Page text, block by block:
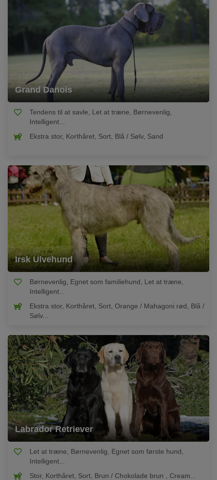
Grand Danois
Tendens til at savle, Let at træne, Børnevenlig,
Intelligent...
Ekstra stor, Korthåret, Sort, Blå / Sølv, Sand
Irsk Ulvehund
Børnevenlig, Egnet som familiehund, Let at træne,
Intelligent...
Ekstra stor, Korthåret, Sort, Orange / Mahagoni rød, Blå /
Sølv...
Labrador Retriever
Let at træne, Børnevenlig, Egnet som første hund,
Intelligent...
Stor, Korthåret, Sort, Brun / Chokolade brun , Cream...